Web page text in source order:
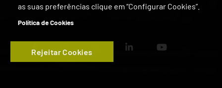
as suas preferências clique em “Configurar Cookies”.
Política de Cookies
Rejeitar Cookies